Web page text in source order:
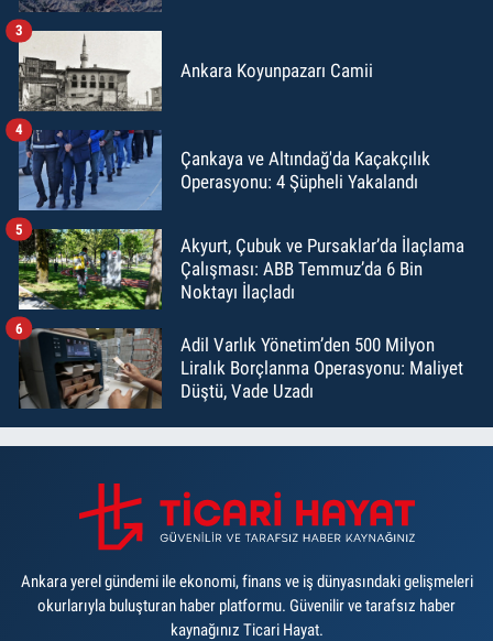
Ankara Koyunpazarı Camii
3
Çankaya ve Altındağ'da Kaçakçılık
Operasyonu: 4 Şüpheli Yakalandı
4
Akyurt, Çubuk ve Pursaklar’da İlaçlama
Çalışması: ABB Temmuz’da 6 Bin
Noktayı İlaçladı
5
Adil Varlık Yönetim’den 500 Milyon
Liralık Borçlanma Operasyonu: Maliyet
Düştü, Vade Uzadı
6
Ankara yerel gündemi ile ekonomi, finans ve iş dünyasındaki gelişmeleri
okurlarıyla buluşturan haber platformu. Güvenilir ve tarafsız haber
kaynağınız Ticari Hayat.